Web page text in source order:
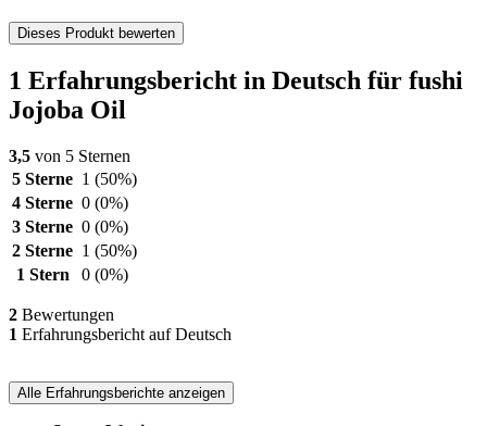
Dieses Produkt bewerten
1 Erfahrungsbericht in Deutsch für fushi
Jojoba Oil
3,5 von 5 Sternen
5 Sterne 1 (50%)
4 Sterne 0 (0%)
3 Sterne 0 (0%)
2 Sterne 1 (50%)
1 Stern
0 (0%)
2 Bewertungen
1 Erfahrungsbericht auf Deutsch
Alle Erfahrungsberichte anzeigen